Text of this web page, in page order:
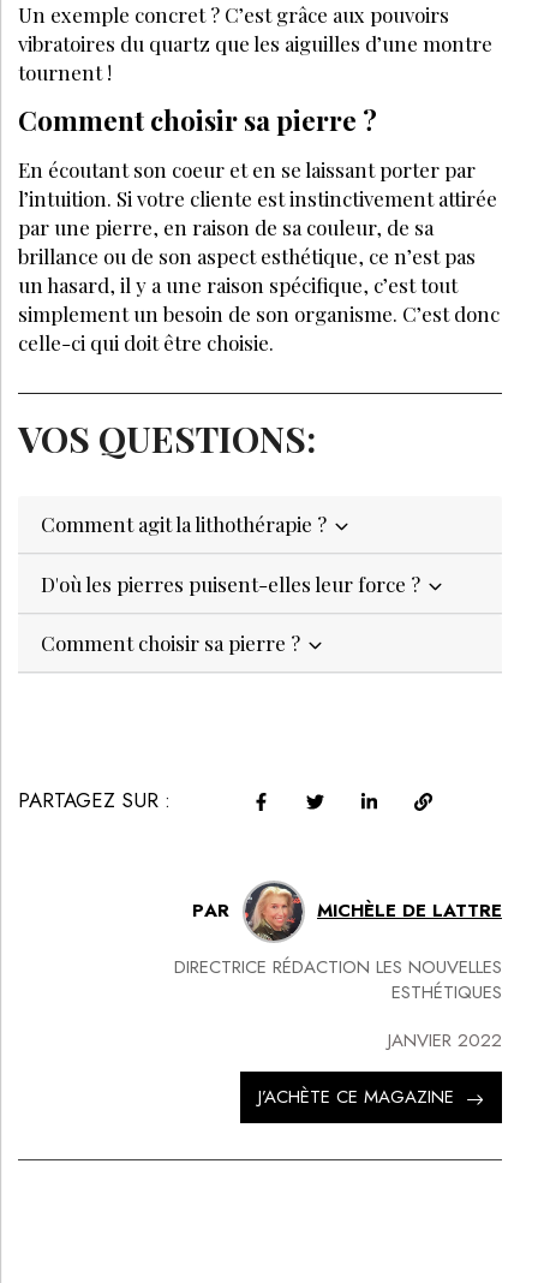
Un exemple concret ? C’est grâce aux pouvoirs
vibratoires du quartz que les aiguilles d’une montre
tournent !
Comment choisir sa pierre ?
En écoutant son coeur et en se laissant porter par
l’intuition. Si votre cliente est instinctivement attirée
par une pierre, en raison de sa couleur, de sa
brillance ou de son aspect esthétique, ce n’est pas
un hasard, il y a une raison spécifique, c’est tout
simplement un besoin de son organisme. C’est donc
celle-ci qui doit être choisie.
VOS QUESTIONS:
Comment agit la lithothérapie ?
D'où les pierres puisent-elles leur force ?
Comment choisir sa pierre ?
PARTAGEZ SUR :
PAR MICHÈLE DE LATTRE
DIRECTRICE RÉDACTION LES NOUVELLES
ESTHÉTIQUES
JANVIER 2022
J’ACHÈTE CE MAGAZINE